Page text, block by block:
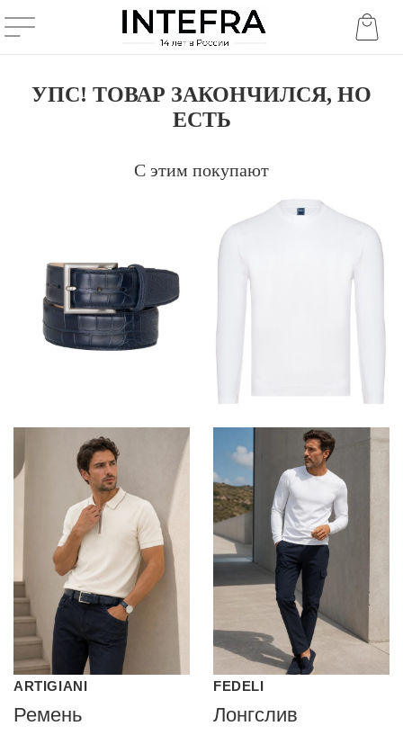
УПС! ТОВАР ЗАКОНЧИЛСЯ, НО
ЕСТЬ
С этим покупают
ARTIGIANI
Ремень
FEDELI
Лонгслив